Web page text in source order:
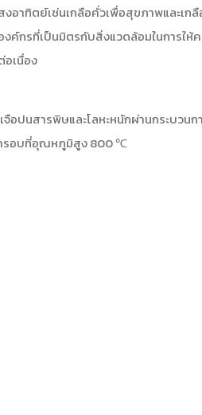
าทิตย์เช่นเกลือคั่วเพื่อสุขภาพและเก
ค์กรที่เป็นมิตรกับสิ่งแวดล้อมในการใ
เนื่อง
จือปนสารพิษและโลหะหนักผ่านกระบว
ารอบที่อุณหภูมิสูง 800 ℃